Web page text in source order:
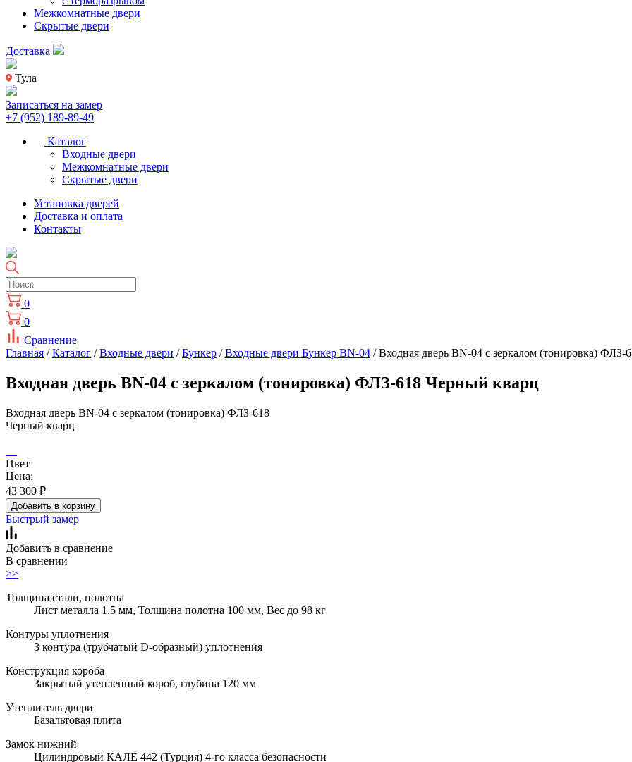
Межкомнатные двери
Скрытые двери
Доставка
Тула
Записаться на замер
+7 (952) 189-89-49
Каталог
Входные двери
Межкомнатные двери
Скрытые двери
Установка дверей
Доставка и оплата
Контакты
0
0
Сравнение
Главная /Каталог /Входные двери /Бункер /Входные двери Бункер BN-04 / Входная дверь BN-04 с зеркалом (тонировка) ФЛЗ-
Входная дверь BN-04 с зеркалом (тонировка) ФЛЗ-618 Черный кварц
Входная дверь BN-04 с зеркалом (тонировка) ФЛЗ-618
Черный кварц
Цвет
Цена:
43 300 ₽
Добавить в корзину
Быстрый замер
Добавить в сравнение
В сравнении
>>
Толщина стали, полотна
Лист металла 1,5 мм, Толщина полотна 100 мм, Вес до 98 кг
Контуры уплотнения
3 контура (трубчатый D-образный) уплотнения
Конструкция короба
Закрытый утепленный короб, глубина 120 мм
Утеплитель двери
Базальтовая плита
Замок нижний
Цилиндровый КАЛЕ 442 (Турция) 4-го класса безопасности